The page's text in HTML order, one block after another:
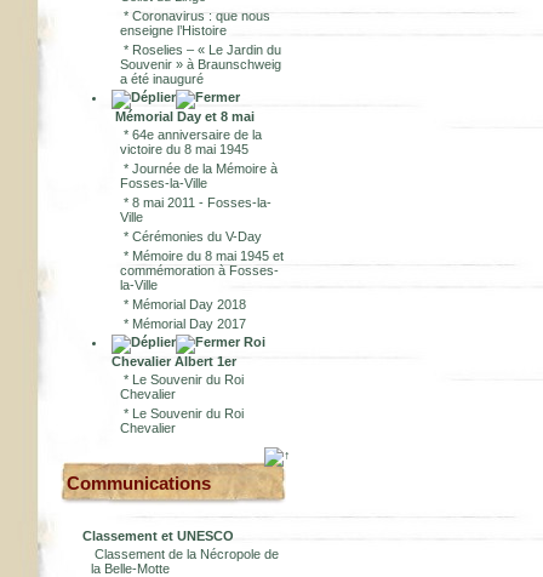
* Coronavirus : que nous
enseigne l’Histoire
* Roselies – « Le Jardin du
Souvenir » à Braunschweig
a été inauguré
Mémorial Day et 8 mai
* 64e anniversaire de la
victoire du 8 mai 1945
* Journée de la Mémoire à
Fosses-la-Ville
* 8 mai 2011 - Fosses-la-
Ville
* Cérémonies du V-Day
* Mémoire du 8 mai 1945 et
commémoration à Fosses-
la-Ville
* Mémorial Day 2018
* Mémorial Day 2017
Roi
Chevalier Albert 1er
* Le Souvenir du Roi
Chevalier
* Le Souvenir du Roi
Chevalier
Communications
Classement et UNESCO
Classement de la Nécropole de
la Belle-Motte